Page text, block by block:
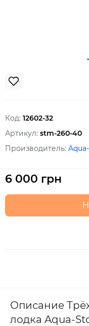
Код: 12602-32
Артикул: stm-260-40
Производитель:
6 000 грн
Описание
лодка Aqua-